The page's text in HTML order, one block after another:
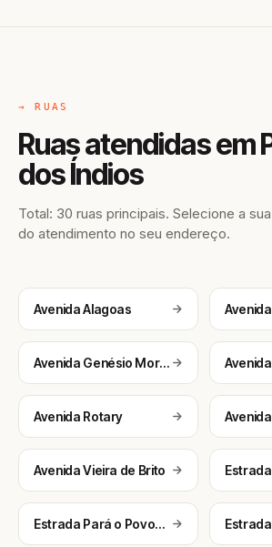
→ RUAS
Ruas atendidas em
dos Índios
Total: 30 ruas principais. Selecione a
do atendimento no seu endereço.
Avenida Alagoas
Avenida Genésio Moreira
Avenida Rotary
Avenida Vieira de Brito
Estrada Pará o Povoado Lagoa Funda